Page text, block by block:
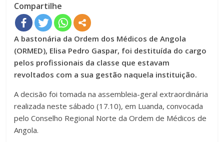
Compartilhe
A bastonária da Ordem dos Médicos de Angola
(ORMED), Elisa Pedro Gaspar, foi destituída do cargo
pelos profissionais da classe que estavam
revoltados com a sua gestão naquela instituição.
A decisão foi tomada na assembleia-geral extraordinária
realizada neste sábado (17.10), em Luanda, convocada
pelo Conselho Regional Norte da Ordem de Médicos de
Angola.